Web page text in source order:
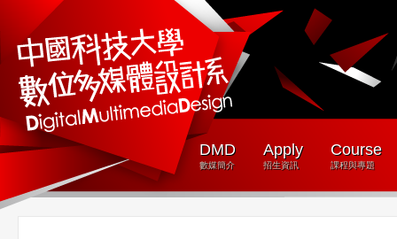
DMD
數媒簡介
Apply
招生資訊
Course
課程與專題